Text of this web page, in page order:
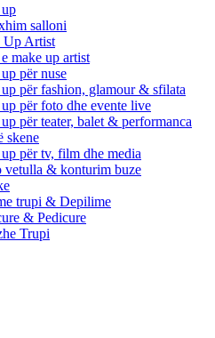
salloni
Up Artist
make up artist
për nuse
për fashion, glamour & sfilata
për foto dhe evente live
për teater, balet & performanca
skene
për tv, film dhe media
vetulla & konturim buze
trupi & Depilime
& Pedicure
Trupi